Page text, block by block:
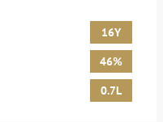
16Y
46%
0.7L